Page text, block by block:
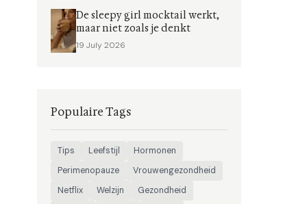
De sleepy girl mocktail werkt,
maar niet zoals je denkt
19 July 2026
Populaire Tags
Tips Leefstijl
Hormonen
Perimenopauze
Vrouwengezondheid
Netflix
Welzijn
Gezondheid